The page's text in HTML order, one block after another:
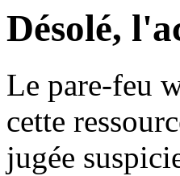
Désolé,
Le pare-feu
cette
jugée